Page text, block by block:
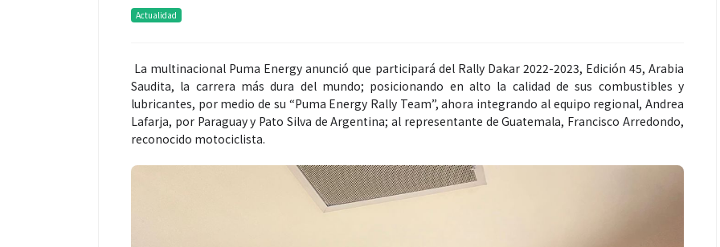
Actualidad
La multinacional Puma Energy anunció que participará del Rally Dakar 2022-2023, Edición 45, Arabia
Saudita, la carrera más dura del mundo; posicionando en alto la calidad de sus combustibles y
lubricantes, por medio de su “Puma Energy Rally Team”, ahora integrando al equipo regional, Andrea
Lafarja, por Paraguay y Pato Silva de Argentina; al representante de Guatemala, Francisco Arredondo,
reconocido motociclista.